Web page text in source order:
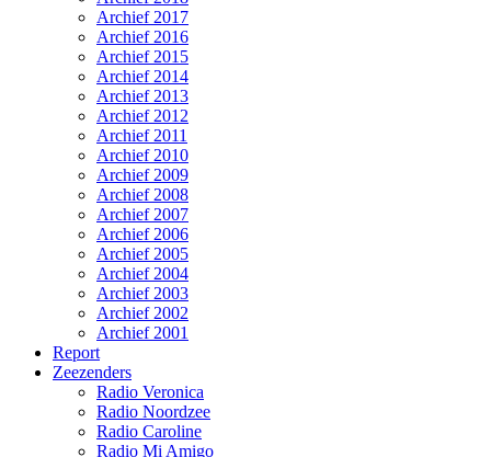
Archief 2017
Archief 2016
Archief 2015
Archief 2014
Archief 2013
Archief 2012
Archief 2011
Archief 2010
Archief 2009
Archief 2008
Archief 2007
Archief 2006
Archief 2005
Archief 2004
Archief 2003
Archief 2002
Archief 2001
Report
Zeezenders
Radio Veronica
Radio Noordzee
Radio Caroline
Radio Mi Amigo